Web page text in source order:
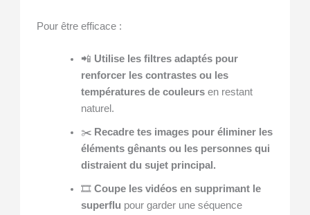
Pour être efficace :
📲 Utilise les filtres adaptés pour
renforcer les contrastes ou les
températures de couleursen restant
naturel.
✂️ Recadre tes images pour éliminer les
éléments gênants ou les personnes qui
distraient du sujet principal.
🎞️ Coupe les vidéos en supprimant le
superflu pour garder une séquence